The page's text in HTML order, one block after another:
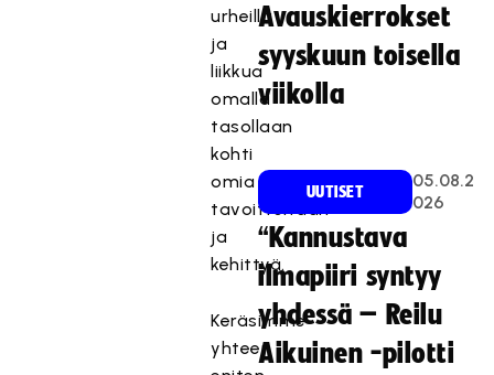
urheilla
ja
liikkua
omalla
tasollaan
kohti
omia
tavoitteitaan
ja
kehittyä.
Keräsimme
yhteen
Avauskierrokset
syyskuun toisella
viikolla
UUTISET
05.08.2
026
“Kannustava
ilmapiiri syntyy
yhdessä – Reilu
Aikuinen -pilotti